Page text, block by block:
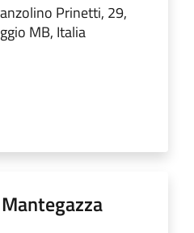
Prinetti, 29,
MB, Italia